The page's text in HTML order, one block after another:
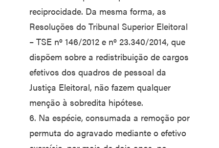
reciprocidade. Da mesma forma, as
Resoluções do Tribunal Superior Eleitoral
– TSE nº 146/2012 e nº 23.340/2014, que
dispõem sobre a redistribuição de cargos
efetivos dos quadros de pessoal da
Justiça Eleitoral, não fazem qualquer
menção à sobredita hipótese.
6. Na espécie, consumada a remoção por
permuta do agravado mediante o efetivo